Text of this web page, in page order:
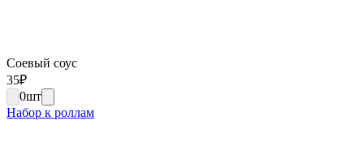
Соевый соус
35₽
0шт
Набор к роллам